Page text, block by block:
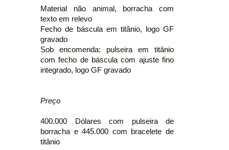
Material não animal, borracha com
texto em relevo
Fecho de báscula em titânio, logo GF
gravado
Sob encomenda: pulseira em titânio
com fecho de báscula com ajuste fino
integrado, logo GF gravado
Preço
400.000 Dólares com pulseira de
borracha e 445.000 com bracelete de
titânio